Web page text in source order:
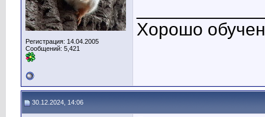
Регистрация: 14.04.2005
Сообщений: 5,421
Хорошо
30.12.2024, 14:06